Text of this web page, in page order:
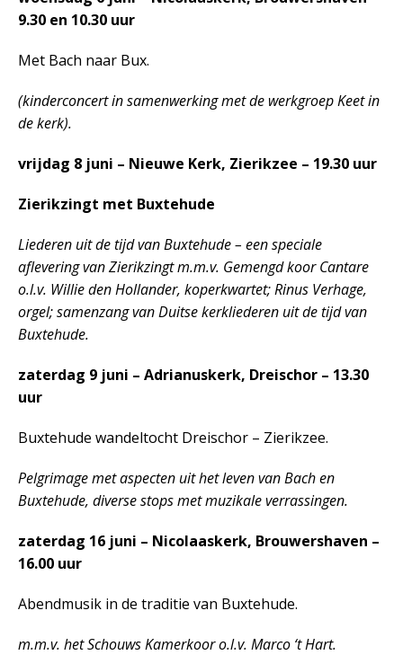
9.30 en 10.30 uur
Met Bach naar Bux.
(kinderconcert in samenwerking met de werkgroep Keet in
de kerk).
vrijdag 8 juni – Nieuwe Kerk, Zierikzee – 19.30 uur
Zierikzingt met Buxtehude
Liederen uit de tijd van Buxtehude – een speciale
aflevering van Zierikzingt m.m.v. Gemengd koor Cantare
o.l.v. Willie den Hollander, koperkwartet; Rinus Verhage,
orgel; samenzang van Duitse kerkliederen uit de tijd van
Buxtehude.
zaterdag 9 juni – Adrianuskerk, Dreischor – 13.30
uur
Buxtehude wandeltocht Dreischor – Zierikzee.
Pelgrimage met aspecten uit het leven van Bach en
Buxtehude, diverse stops met muzikale verrassingen.
zaterdag 16 juni – Nicolaaskerk, Brouwershaven –
16.00 uur
Abendmusik in de traditie van Buxtehude.
m.m.v. het Schouws Kamerkoor o.l.v. Marco ‘t Hart.